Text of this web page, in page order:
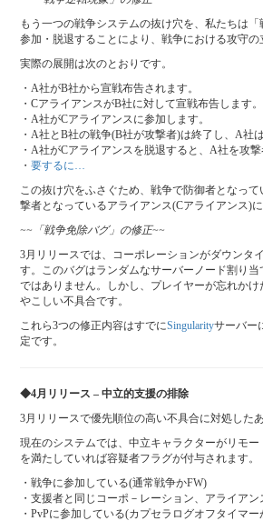
もう一つの戦争システムの抜け穴を、私たちは
参加・脱退することにより、戦争における攻守
実際の展開は次のとおりです。
・A社がB社から宣戦布告されます。
・CアライアンスがB社に対して宣戦布告します。
・A社がCアライアンスに参加します。
・A社とB社の戦争(B社が攻撃者)は終了し、A社
・A社がCアライアンスを脱退すると、A社を攻
・ 要するに…
この抜け穴をふさぐため、戦争で防御者となっ
撃者となっているアライアンス(Cアライアンス)
~~「戦争免除バグ」の修正~~
3月リリースでは、コーポレーションがダウンタ
す。このバグはランダムなサーバーノード割り
ではありません。しかし、プレイヤーが忘れか
やこしい不具合です。
これら3つの修正内容はすでにSingularityサーバー
定です。
◆4月リリース – 中立的支援の排除
3月リリースで優先順位の高い不具合に対処した
現在のシステムでは、中立キャラクターがリモ
を満たしていれば容疑者フラグが付与されます。
・戦争に参加している(通常戦争かFW)
・支援者と同じコーポ－レーション、アライア
・PvPに参加している(カプセラログオフタイマ